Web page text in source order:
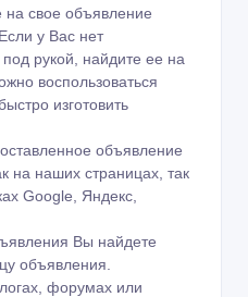
на свое объявление
Если у Вас нет
рукой, найдите ее на
воспользоваться
изготовить
объявление
на наших страницах, так
Google, Яндекс,
Вы найдете
объявления.
форумах или